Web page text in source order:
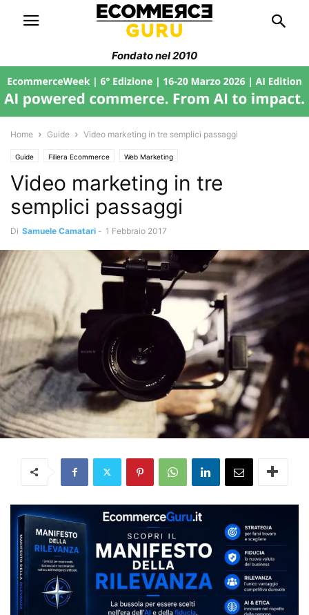
Fondato nel 2010
Home Guide Video marketing in tre semplici passaggi
Guide Filiera Ecommerce Web Marketing
Video marketing in tre
semplici passaggi
Di Samuele Camatari - 1 Febbraio 2017